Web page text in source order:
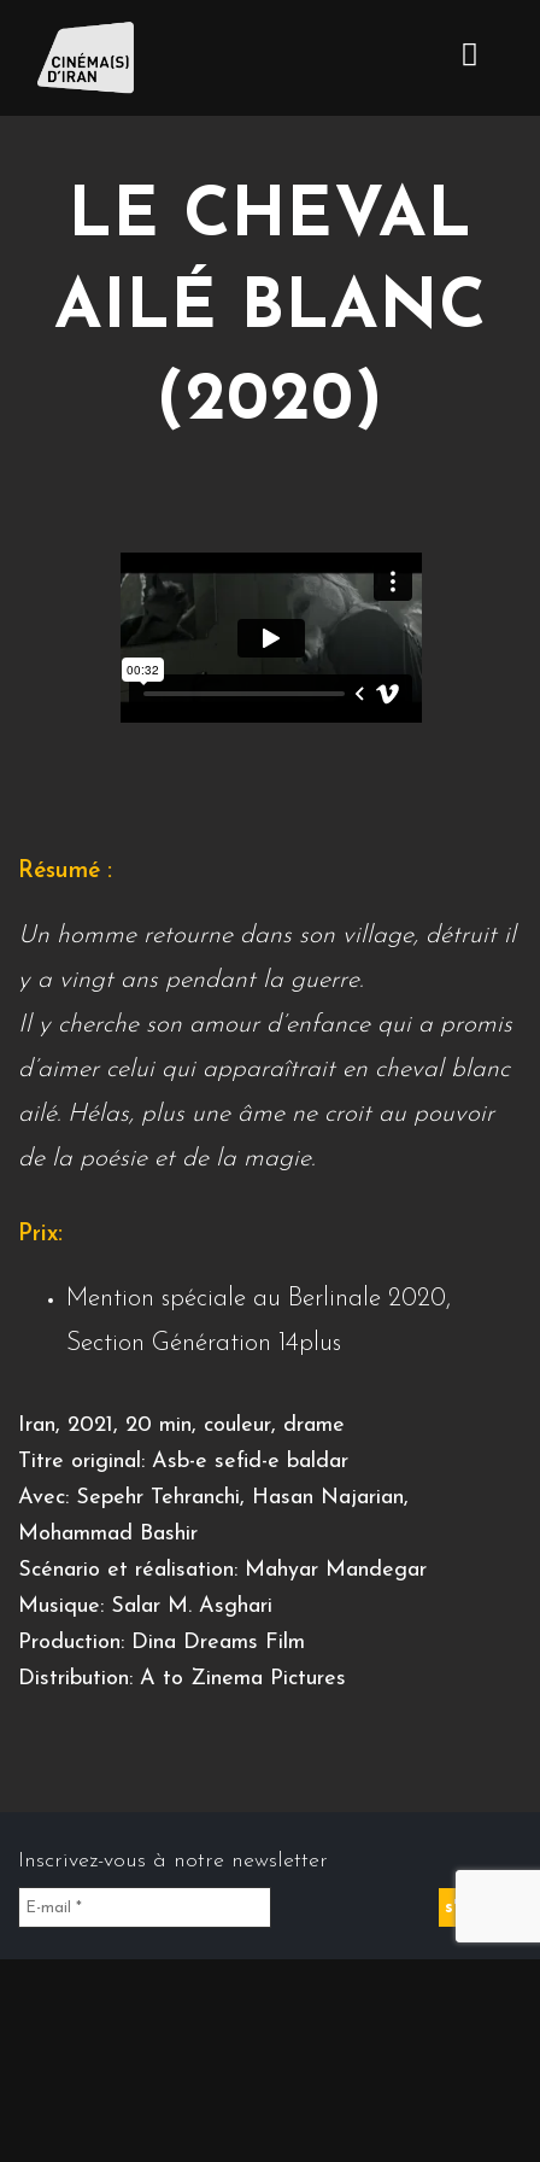
LE CHEVAL
AILÉ BLANC
(2020)
Résumé :
Un homme retourne dans son village, détruit il
y a vingt ans pendant la guerre.
Il y cherche son amour d’enfance qui a promis
d’aimer celui qui apparaîtrait en cheval blanc
ailé. Hélas, plus une âme ne croit au pouvoir
de la poésie et de la magie.
Prix:
Mention spéciale au Berlinale 2020,
Section Génération 14plus
Iran, 2021, 20 min, couleur, drame
Titre original: Asb-e sefid-e baldar
Avec: Sepehr Tehranchi, Hasan Najarian,
Mohammad Bashir
Scénario et réalisation: Mahyar Mandegar
Musique: Salar M. Asghari
Production: Dina Dreams Film
Distribution: A to Zinema Pictures
Inscrivez-vous à notre newsletter